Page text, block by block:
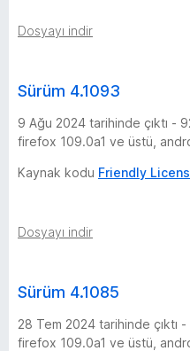
Dosyayı indir
Sürüm 4.1093
9 Ağu 2024 tarihinde çıktı -
firefox 109.0a1 ve üstü,
Kaynak kodu Friendly
Dosyayı indir
Sürüm 4.1085
28 Tem 2024 tarihinde çıktı
firefox 109.0a1 ve üstü,